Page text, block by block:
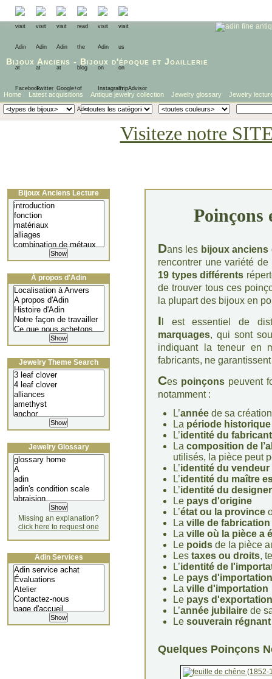
Bijoux Anciens - Bijoux d'époque et Joaillerie
Home Latest acquisitions Antique jewelry collection Jewelry glossary Jewelry
Visiteze notre
Poinçons
Dans les bijoux anciens
rencontrer une variété de
19 types différents
de trouver tous ces
la plupart des bijoux en
I l est essentiel de
marquages, qui sont
indiquant la teneur en
fabricants, ne
Ces poinçons peuvent
notamment :
L’année de sa création
La période historique
L’identité du fabricant
La composition de
utilisés, la pièce peut
L’identité du vendeur
L’identité du maître
L’identité du designer
Le pays d'origine
L’état ou la province
La ville de fabrication
La ville où la pièce a
Le poids de la pièce
Les taxes ou droits,
L’identité de
Le pays d'importation
La ville d'importation
Le pays d'exportation
L’année jubilaire de
Le souverain régnant
Quelques Poinçons
Bijoux Anciens Lecture
À propos d'Adin
Jewelry Theme Search
Jewelry Glossary
Missing an explanation?
click here to request one
Adin Services